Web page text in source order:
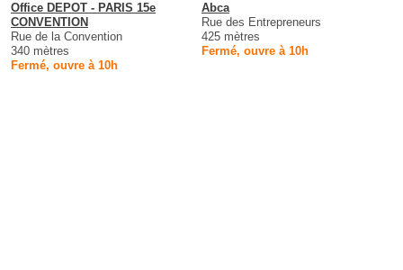
Office DEPOT - PARIS 15e
CONVENTION
Rue de la Convention
340 mètres
Fermé, ouvre à 10h
Abca
Rue des Entrepreneurs
425 mètres
Fermé, ouvre à 10h